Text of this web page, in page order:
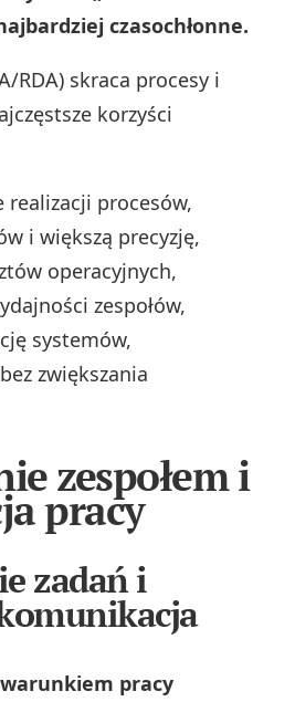
czasochłonne.
RDA) skraca procesy i
korzyści
realizacji procesów,
i większą precyzję,
operacyjnych,
zespołów,
systemów,
zwiększania
zespołem i
pracy
zadań i
pracy